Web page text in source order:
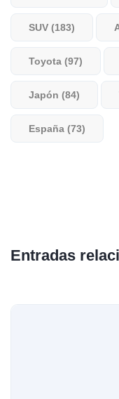
SUV (183)
Toyota (97)
Japón (84)
España (73)
Entradas